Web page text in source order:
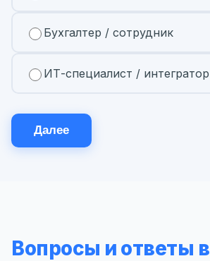
Бухгалтер / сотрудник
ИТ-специалист / интегратор
Далее
Вопросы и ответы в